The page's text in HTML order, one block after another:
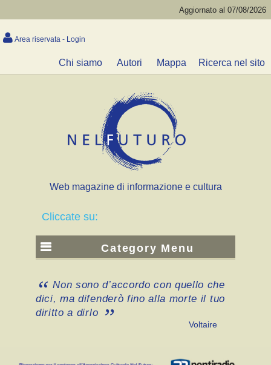
Aggiornato al 07/08/2026
Area riservata - Login
Chi siamo Autori Mappa Ricerca nel sito
Web magazine di informazione e cultura
Cliccate su:
Category Menu
Non sono d’accordo con quello che
dici, ma difenderò fino alla morte il tuo
diritto a dirlo
Voltaire